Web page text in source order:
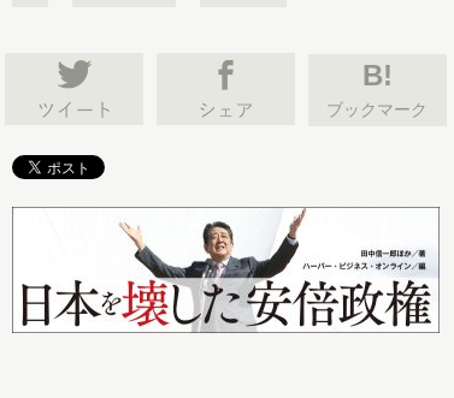
B!
ブックマーク